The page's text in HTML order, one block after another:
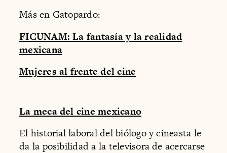
Más en Gatopardo:
FICUNAM: La fantasía y la realidad
mexicana
Mujeres al frente del cine
La meca del cine mexicano
El historial laboral del biólogo y cineasta le
da la posibilidad a la televisora de acercarse